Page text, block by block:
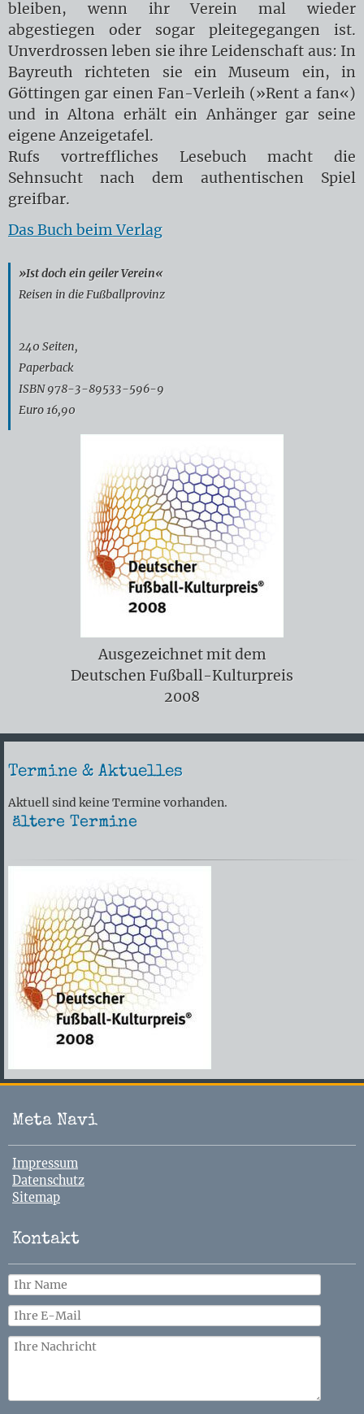
bleiben, wenn ihr Verein mal wieder
abgestiegen oder sogar pleitegegangen ist.
Unverdrossen leben sie ihre Leidenschaft aus: In
Bayreuth richteten sie ein Museum ein, in
Göttingen gar einen Fan-Verleih (»Rent a fan«)
und in Altona erhält ein Anhänger gar seine
eigene Anzeigetafel.
Rufs vortreffliches Lesebuch macht die
Sehnsucht nach dem authentischen Spiel
greifbar.
Das Buch beim Verlag
»Ist doch ein geiler Verein«
Reisen in die Fußballprovinz
240 Seiten,
Paperback
ISBN 978-3-89533-596-9
Euro 16,90
Ausgezeichnet mit dem
Deutschen Fußball-Kulturpreis
2008
Termine & Aktuelles
Aktuell sind keine Termine vorhanden.
ältere Termine
Meta Navi
Navigation
überspringen
Impressum
Datenschutz
Sitemap
Kontakt